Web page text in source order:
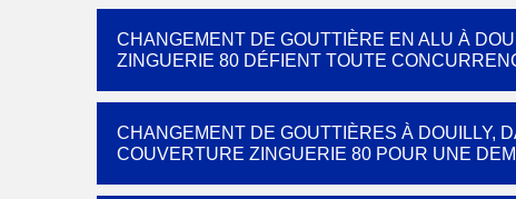
CHANGEMENT DE GOUTTIÈRE EN ALU À
ZINGUERIE 80 DÉFIENT TOUTE
CHANGEMENT DE GOUTTIÈRES À DOUILLY,
COUVERTURE ZINGUERIE 80 POUR UNE